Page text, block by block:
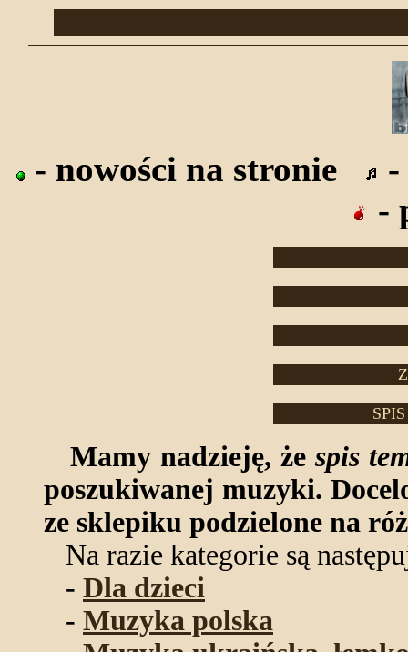
- nowości na stronie
-
-
Mamy nadzieję, że spis
poszukiwanej muzyki.
ze sklepiku podzielone na
Na razie kategorie są
- Dla dzieci
- Muzyka polska